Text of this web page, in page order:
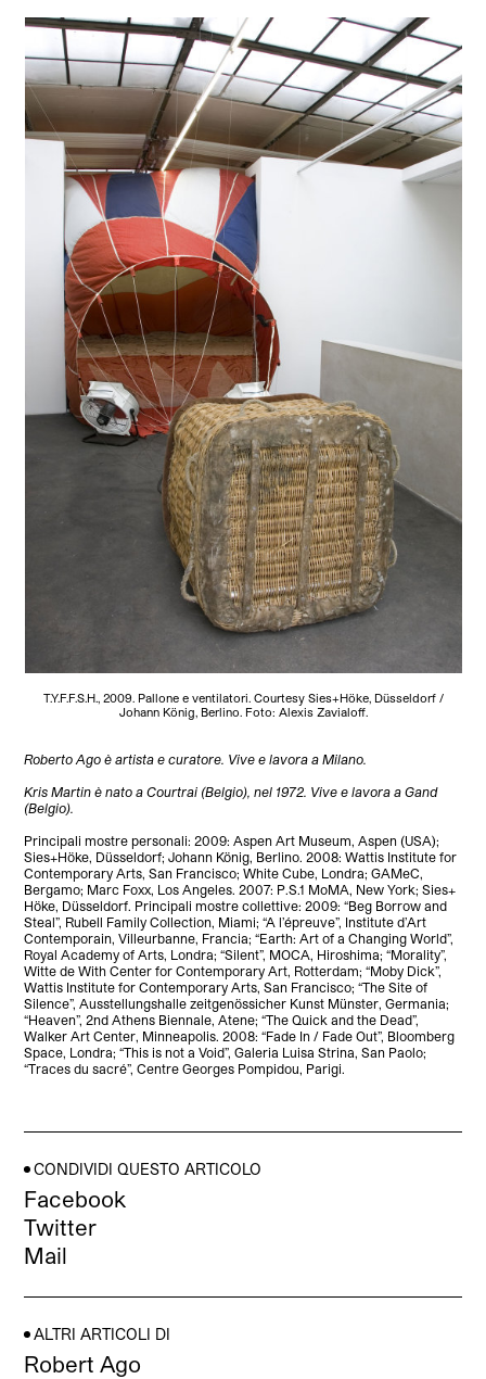
T.Y.F.F.S.H., 2009. Pallone e ventilatori. Courtesy Sies+Höke, Düsseldorf /
Johann König, Berlino. Foto: Alexis Zavialoff.
Roberto Ago è artista e curatore. Vive e lavora a Milano.
Kris Martin è nato a Courtrai (Belgio), nel 1972. Vive e lavora a Gand
(Belgio).
Principali mostre personali: 2009: Aspen Art Museum, Aspen (USA);
Sies+Höke, Düsseldorf; Johann König, Berlino. 2008: Wattis Institute for
Contemporary Arts, San Francisco; White Cube, Londra; GAMeC,
Bergamo; Marc Foxx, Los Angeles. 2007: P.S.1 MoMA, New York; Sies+
Höke, Düsseldorf. Principali mostre collettive: 2009: “Beg Borrow and
Steal”, Rubell Family Collection, Miami; “A l’épreuve”, Institute d’Art
Contemporain, Villeurbanne, Francia; “Earth: Art of a Changing World”,
Royal Academy of Arts, Londra; “Silent”, MOCA, Hiroshima; “Morality”,
Witte de With Center for Contemporary Art, Rotterdam; “Moby Dick”,
Wattis Institute for Contemporary Arts, San Francisco; “The Site of
Silence”, Ausstellungshalle zeitgenössicher Kunst Münster, Germania;
“Heaven”, 2nd Athens Biennale, Atene; “The Quick and the Dead”,
Walker Art Center, Minneapolis. 2008: “Fade In / Fade Out”, Bloomberg
Space, Londra; “This is not a Void”, Galeria Luisa Strina, San Paolo;
“Traces du sacré”, Centre Georges Pompidou, Parigi.
CONDIVIDI QUESTO ARTICOLO
Facebook
Twitter
Mail
ALTRI ARTICOLI DI
Robert Ago